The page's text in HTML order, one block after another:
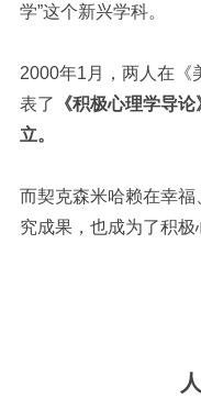
学”这个新兴学科。
2000年1月，两人在《
表了
《积极心理学导论
立。
而契克森米哈赖在幸
究成果，也成为了积极